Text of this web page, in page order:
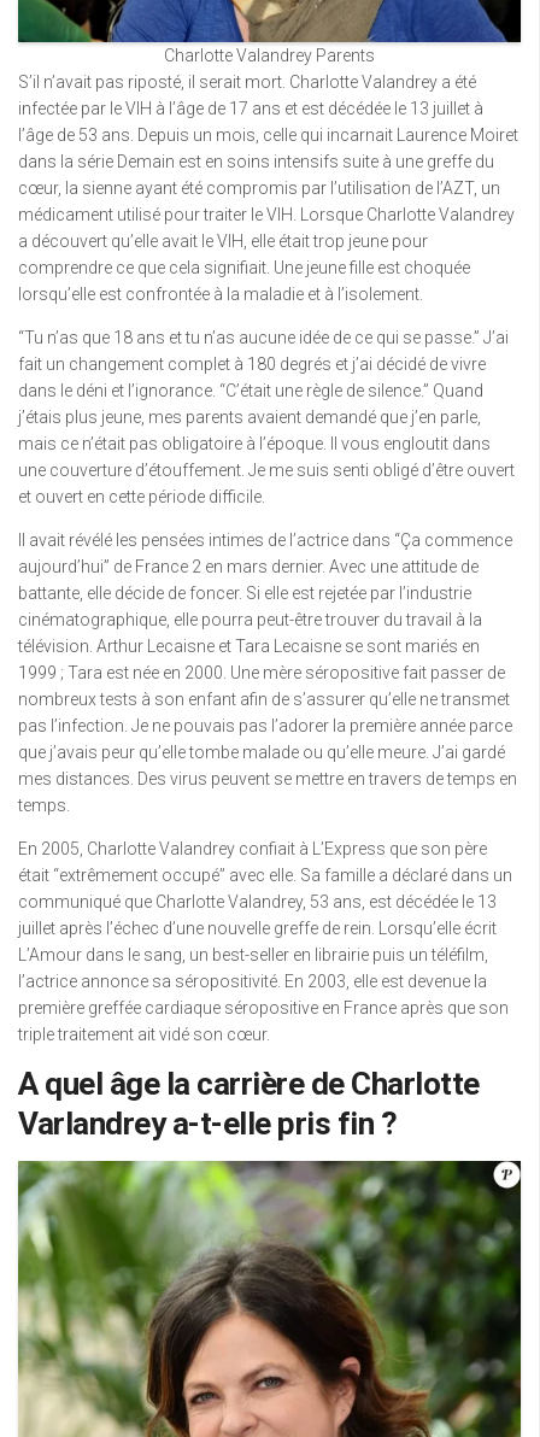
Charlotte Valandrey Parents
S’il n’avait pas riposté, il serait mort. Charlotte Valandrey a été
infectée par le VIH à l’âge de 17 ans et est décédée le 13 juillet à
l’âge de 53 ans. Depuis un mois, celle qui incarnait Laurence Moiret
dans la série Demain est en soins intensifs suite à une greffe du
cœur, la sienne ayant été compromis par l’utilisation de l’AZT, un
médicament utilisé pour traiter le VIH. Lorsque Charlotte Valandrey
a découvert qu’elle avait le VIH, elle était trop jeune pour
comprendre ce que cela signifiait. Une jeune fille est choquée
lorsqu’elle est confrontée à la maladie et à l’isolement.
“Tu n’as que 18 ans et tu n’as aucune idée de ce qui se passe.” J’ai
fait un changement complet à 180 degrés et j’ai décidé de vivre
dans le déni et l’ignorance. “C’était une règle de silence.” Quand
j’étais plus jeune, mes parents avaient demandé que j’en parle,
mais ce n’était pas obligatoire à l’époque. Il vous engloutit dans
une couverture d’étouffement. Je me suis senti obligé d’être ouvert
et ouvert en cette période difficile.
Il avait révélé les pensées intimes de l’actrice dans “Ça commence
aujourd’hui” de France 2 en mars dernier. Avec une attitude de
battante, elle décide de foncer. Si elle est rejetée par l’industrie
cinématographique, elle pourra peut-être trouver du travail à la
télévision. Arthur Lecaisne et Tara Lecaisne se sont mariés en
1999 ; Tara est née en 2000. Une mère séropositive fait passer de
nombreux tests à son enfant afin de s’assurer qu’elle ne transmet
pas l’infection. Je ne pouvais pas l’adorer la première année parce
que j’avais peur qu’elle tombe malade ou qu’elle meure. J’ai gardé
mes distances. Des virus peuvent se mettre en travers de temps en
temps.
En 2005, Charlotte Valandrey confiait à L’Express que son père
était “extrêmement occupé” avec elle. Sa famille a déclaré dans un
communiqué que Charlotte Valandrey, 53 ans, est décédée le 13
juillet après l’échec d’une nouvelle greffe de rein. Lorsqu’elle écrit
L’Amour dans le sang, un best-seller en librairie puis un téléfilm,
l’actrice annonce sa séropositivité. En 2003, elle est devenue la
première greffée cardiaque séropositive en France après que son
triple traitement ait vidé son cœur.
A quel âge la carrière de Charlotte
Varlandrey a-t-elle pris fin ?